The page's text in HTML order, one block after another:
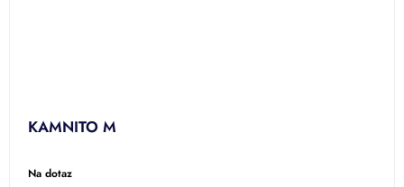
KAMNITO M
Na dotaz